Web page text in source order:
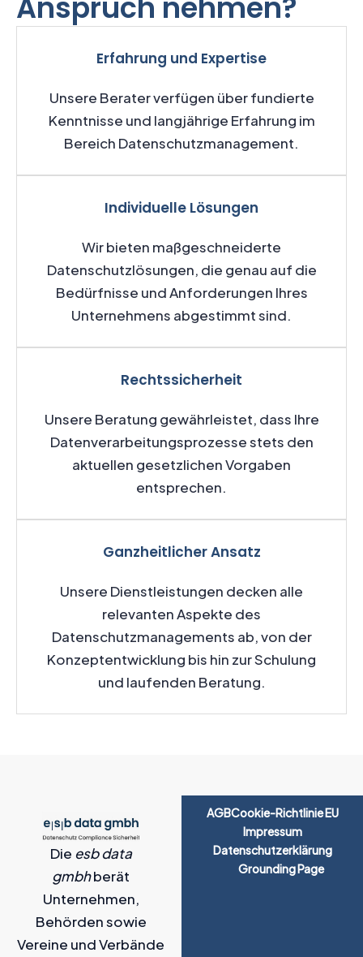
Erfahrung und Expertise
Unsere Berater verfügen über fundierte
Kenntnisse und langjährige Erfahrung im
Bereich Datenschutzmanagement.
Individuelle Lösungen
Wir bieten maßgeschneiderte
Datenschutzlösungen, die genau auf die
Bedürfnisse und Anforderungen Ihres
Unternehmens abgestimmt sind.
Rechtssicherheit
Unsere Beratung gewährleistet, dass Ihre
Datenverarbeitungsprozesse stets den
aktuellen gesetzlichen Vorgaben
entsprechen.
Ganzheitlicher Ansatz
Unsere Dienstleistungen decken alle
relevanten Aspekte des
Datenschutzmanagements ab, von der
Konzeptentwicklung bis hin zur Schulung
und laufenden Beratung.
Die esb data
gmbhberät
Unternehmen,
Behörden sowie
Vereine und Verbände
AGBCookie-Richtlinie EU
Impressum
Datenschutzerklärung
Grounding Page